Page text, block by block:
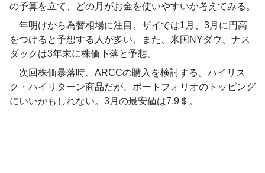
の予算を立て、どの月がお金を使いやすいか考えてみる。
年明けから為替相場に注目。ザイでは1月、3月に円高
をつけると予想する人が多い。また、米国NYダウ、ナス
ダックは3年末に株価下落と予想。
次回株価暴落時、ARCCの購入を検討する。ハイリス
ク・ハイリターン商品だが、ポートフォリオのトッピング
にいいかもしれない。3月の最安値は7.9＄。